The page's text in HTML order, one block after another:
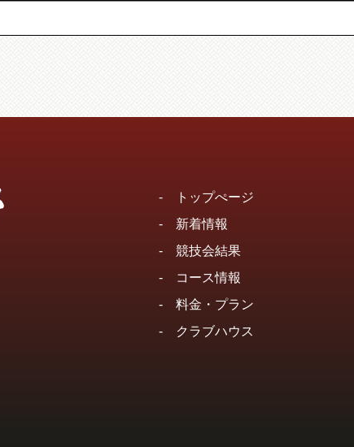
-
トップぺージ
- 新着情報
- 競技会結果
-
コース情報
- 料金・プラン
-
クラブハウス